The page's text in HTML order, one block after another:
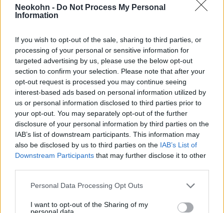
Neokohn - Do Not Process My Personal
Information
If you wish to opt-out of the sale, sharing to third parties, or
processing of your personal or sensitive information for
targeted advertising by us, please use the below opt-out
section to confirm your selection. Please note that after your
opt-out request is processed you may continue seeing
interest-based ads based on personal information utilized by
us or personal information disclosed to third parties prior to
your opt-out. You may separately opt-out of the further
disclosure of your personal information by third parties on the
IAB’s list of downstream participants. This information may
also be disclosed by us to third parties on the IAB’s List of
Downstream Participants that may further disclose it to other
Please note that this website/app uses one or more Google
not limited to your visit or usage behaviour. You may click to
Personal Data Processing Opt Outs
I want to opt-out of the Sharing of my
personal data.
a megvadult a palesztinpárti csőcselék
Október 7. után radikalizálódott
A vádirat szerint a fiú gyors ütemben
radikalizálódott a Hamász 2023. október 7-i
izraeli terrortámadása után. Már 2024
januárjában az interneten az Iszlám Államról
(ISIS), robbanószerkezetek készítéséről és
terrortámadások végrehajtásáról keresett
információkat, valamint egy hasonló
szélsőséges nézeteket valló személlyel is
kapcsolatban állt.